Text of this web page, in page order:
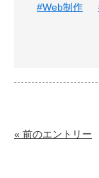
#Web制作
« 前のエントリー